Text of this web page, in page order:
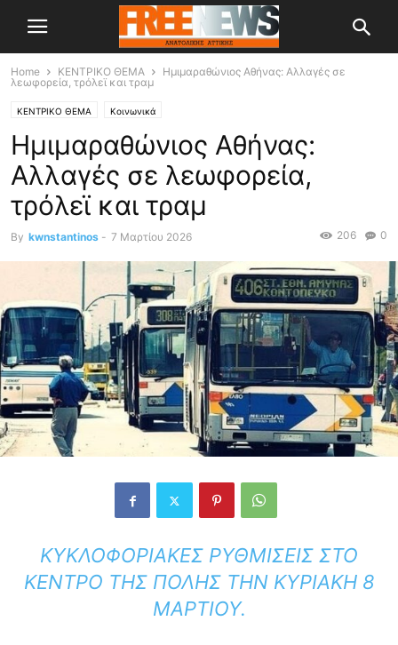
Home ΚΕΝΤΡΙΚΟ ΘΕΜΑ
Ημιμαραθώνιος Αθήνας: Αλλαγές σε
λεωφορεία, τρόλεϊ και τραμ
ΚΕΝΤΡΙΚΟ ΘΕΜΑ Κοινωνικά
Ημιμαραθώνιος Αθήνας:
Αλλαγές σε λεωφορεία,
τρόλεϊ και τραμ
By kwnstantinos - 7 Μαρτίου 2026 0
206
ΚΥΚΛΟΦΟΡΙΑΚΈΣ ΡΥΘΜΊΣΕΙΣ ΣΤΟ
ΚΈΝΤΡΟ ΤΗΣ ΠΌΛΗΣ ΤΗΝ ΚΥΡΙΑΚΉ 8
ΜΑΡΤΊΟΥ.